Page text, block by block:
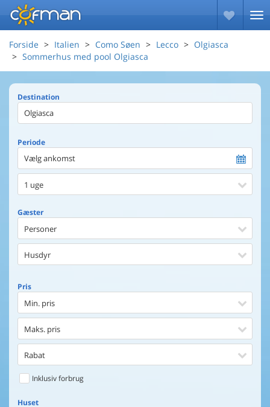
Forside Italien Como Søen Lecco
Olgiasca
Sommerhus med pool Olgiasca
Destination
Periode
Vælg ankomst
1 uge
Gæster
Personer
Husdyr
Pris
Min. pris
Maks. pris
Rabat
Inklusiv forbrug
Huset